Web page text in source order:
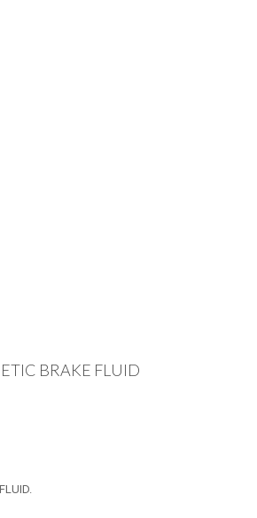
BRAKE FLUID